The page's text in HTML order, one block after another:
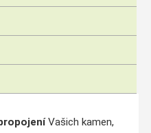
Vašich kamen,